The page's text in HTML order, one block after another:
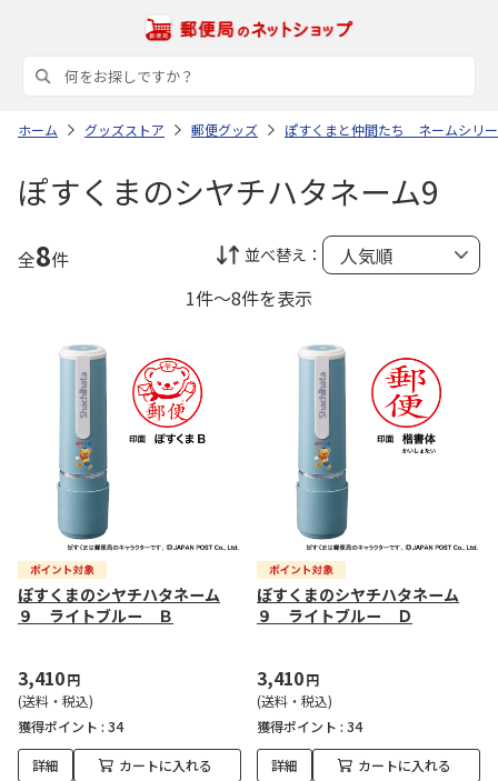
ホーム グッズストア 郵便グッズ ぽすくまと仲間たち ネームシリ
ぽすくまのシヤチハタネーム9
全8件 並べ替え：
1件～8件を表示
ぽすくまのシヤチハタネーム
９ ライトブルー Ｂ
3,410円
(送料・税込)
獲得ポイント : 34
詳細 カートに入れる
ぽすくまのシヤチハタネーム
９ ライトブルー Ｄ
3,410円
(送料・税込)
獲得ポイント : 34
詳細 カートに入れる